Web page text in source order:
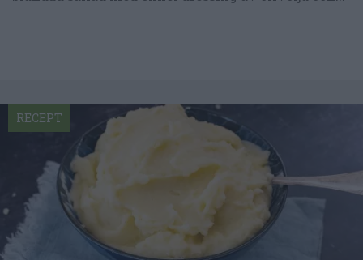
RECEPT